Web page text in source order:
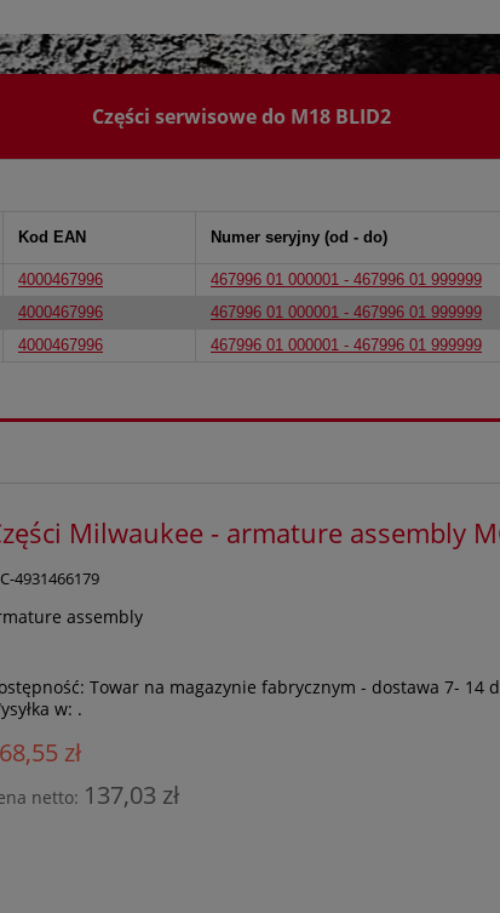
Części serwisowe do M18 BLID2
Kod EAN Numer seryjny (od - do)
4000467996 467996 01 000001 - 467996 01 999999
4000467996 467996 01 000001 - 467996 01 999999
4000467996 467996 01 000001 - 467996 01 999999
Milwaukee - armature assembly
4931466179
assembly
Towar na magazynie fabrycznym - dostawa 7- 14
w: .
zł
netto: 137,03 zł